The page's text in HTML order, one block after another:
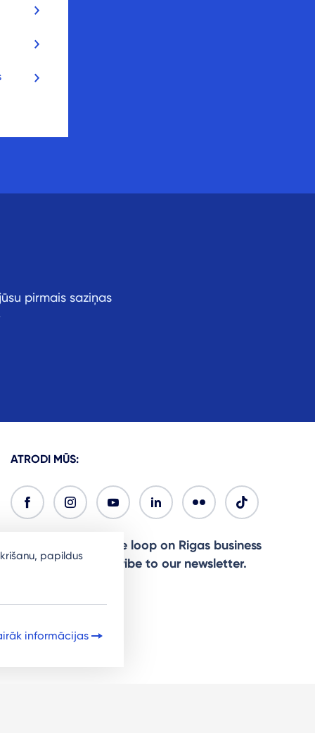
pirmais saziņas
ATRODI MŪS:
Ready to stay in the loop on Rigas business
community? Subscribe to our newsletter.
papildus
informācijas